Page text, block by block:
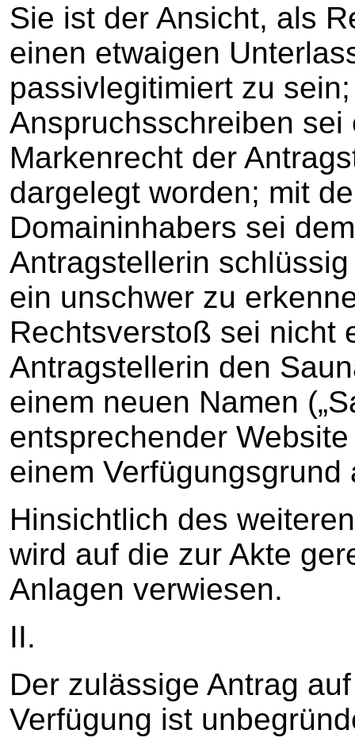
Sie ist der Ansicht, als
einen etwaigen
passivlegitimiert zu
Anspruchsschreiben sei
Markenrecht der
dargelegt worden; mit
Domaininhabers sei
Antragstellerin
ein unschwer zu
Rechtsverstoß sei nicht
Antragstellerin den
einem neuen Namen
entsprechender
einem
Hinsichtlich des
wird auf die zur Akte
Anlagen verwiesen.
II.
Der zulässige Antrag
Verfügung ist